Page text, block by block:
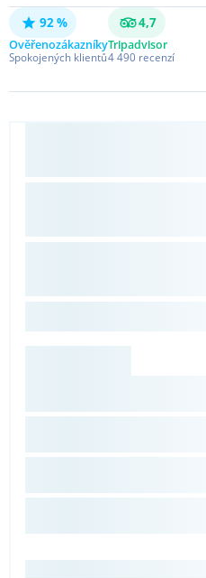
92 %
Ověřenozákazníky
Spokojených klientů
4,7
Tripadvisor
4 490 recenzí